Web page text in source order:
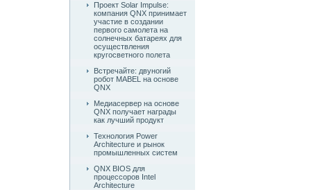
Проект Solar Impulse:
компания QNX принимает
участие в создании
первого самолета на
солнечных батареях для
осуществления
кругосветного полета
Встречайте: двуногий
робот MABEL на основе
QNX
Медиасервер на основе
QNX получает награды
как лучший продукт
Технология Power
Architecture и рынок
промышленных систем
QNX BIOS для
процессоров Intel
Architecture